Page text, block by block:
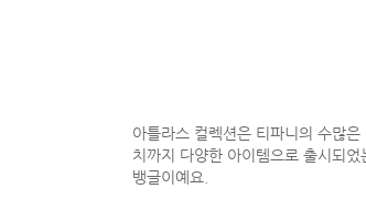
아틀라스 컬렉션은 티파니의 수많
치까지 다양한 아이템으로 출시되
뱅글이예요.